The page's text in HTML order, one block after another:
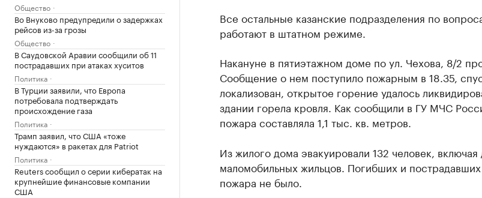
Общество
Во Внуково предупредили о задержках
рейсов из-за грозы
Общество
В Саудовской Аравии сообщили об 11
пострадавших при атаках хуситов
Политика
В Турции заявили, что Европа
потребовала подтверждать
происхождение газа
Политика
Трамп заявил, что США «тоже
нуждаются» в ракетах для Patriot
Политика
Reuters сообщил о серии кибератак на
крупнейшие финансовые компании
США
Все остальные казанские подразделения по
работают в штатном режиме.
Накануне в пятиэтажном доме по ул. Чехова, 8/2
Сообщение о нем поступило пожарным в 18.35,
локализован, открытое горение удалось
здании горела кровля. Как сообщили в ГУ МЧС
пожара составляла 1,1 тыс. кв. метров.
Из жилого дома эвакуировали 132 человек, включая
маломобильных жильцов. Погибших и пострадавших
пожара не было.